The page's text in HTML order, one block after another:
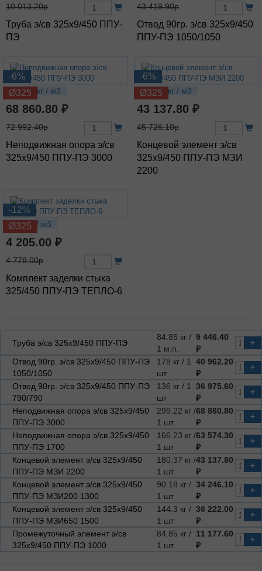
10 013.20р
Труба э/св 325х9/450 ППУ-
ПЭ
43 419.90р
Отвод 90гр. э/св 325х9/450
ППУ-ПЭ 1050/1050
-6%
Ø325
299.22 кг / м3
68 860.80 ₽
72 992.40р
Неподвижная опора э/св
325х9/450 ППУ-ПЭ 3000
-6%
Ø325
180.37 кг / м3
43 137.80 ₽
45 726.10р
Концевой элемент э/св
325х9/450 ППУ-ПЭ МЗИ
2200
-12%
Ø325
9.09 кг / м3
4 205.00 ₽
4 778.00р
Комплект заделки стыка
325/450 ППУ-ПЭ ТЕПЛО-6
Труба э/св 325х9/450 ППУ-ПЭ
84.85 кг /
1 м.п.
9 446.40
₽
+
Отвод 90гр. э/св 325х9/450 ППУ-ПЭ
1050/1050
178 кг / 1
шт
40 962.20
₽
+
Отвод 90гр. э/св 325х9/450 ППУ-ПЭ
790/790
136 кг / 1
шт
36 975.60
₽
+
Неподвижная опора э/св 325х9/450
ППУ-ПЭ 3000
299.22 кг /
1 шт
68 860.80
₽
+
Неподвижная опора э/св 325х9/450
ППУ-ПЭ 1700
166.23 кг /
1 шт
63 574.30
₽
+
Концевой элемент э/св 325х9/450
ППУ-ПЭ МЗИ 2200
180.37 кг /
1 шт
43 137.80
₽
+
Концевой элемент э/св 325х9/450
ППУ-ПЭ МЗИ200 1300
90.18 кг /
1 шт
34 246.10
₽
+
Концевой элемент э/св 325х9/450
ППУ-ПЭ МЗИ650 1500
144.3 кг /
1 шт
36 222.00
₽
+
Промежуточный элемент э/св
325х9/450 ППУ-ПЭ 1000
84.85 кг /
1 шт
11 177.60
₽
+